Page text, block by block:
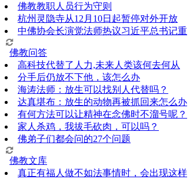
佛教教职人员行为守则
杭州灵隐寺从12月10日起暂停对外开放
中佛协会长演觉法师热议习近平总书记重
佛教问答
高科技代替了人力,未来人类该何去何从
分手后仍放不下他，该怎么办
海涛法师：放生可以找别人代替吗？
达真堪布：放生的动物再被抓回来怎么办
有何方法可以让精神在念佛时不溜号呢？
家人杀鸡，我拔毛砍肉，可以吗？
佛弟子们都会问的27个问题
佛教文库
真正有福人做不如法事情时，会出现这样